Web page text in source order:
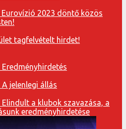
Eurovízió 2023 döntő közös
tagfelvételt hirdet!
Eredményhirdetés
A jelenlegi állás
Elindult a klubok szavazása, a
eredményhirdetése